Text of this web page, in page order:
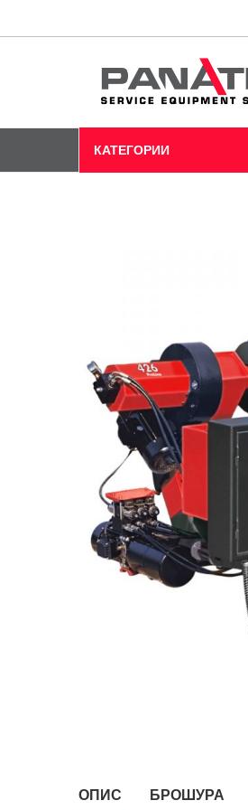
КАТЕГОРИИ
ОПИС БРОШУРА